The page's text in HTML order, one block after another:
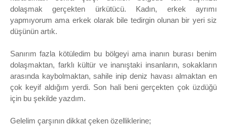
dolaşmak gerçekten ürkütücü. Kadın, erkek ayrımı
yapmıyorum ama erkek olarak bile tedirgin olunan bir yeri siz
düşünün artık.
Sanırım fazla kötüledim bu bölgeyi ama inanın burası benim
dolaşmaktan, farklı kültür ve inanıştaki insanların, sokakların
arasında kaybolmaktan, sahile inip deniz havası almaktan en
çok keyif aldığım yerdi. Son hali beni gerçekten çok üzdüğü
için bu şekilde yazdım.
Gelelim çarşının dikkat çeken özelliklerine;